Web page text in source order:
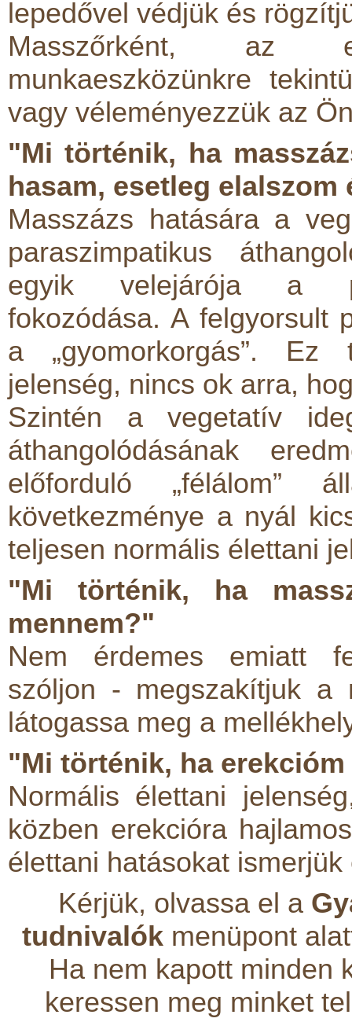
lepedővel védjük és
Masszőrként, az
munkaeszközünkre
vagy véleményezzük az
"Mi történik, ha
hasam, esetleg
Masszázs hatására a
paraszimpatikus
egyik velejárója a
fokozódása. A felgyorsult
a „gyomorkorgás”. Ez
jelenség, nincs ok arra,
Szintén a vegetatív
áthangolódásának
előforduló „félálom”
következménye a nyál
teljesen normális élettani
"Mi történik, ha
mennem?"
Nem érdemes emiatt
szóljon - megszakítjuk a
látogassa meg a
"Mi történik, ha
Normális élettani
közben erekcióra
élettani hatásokat
Kérjük, olvassa el a
tudnivalók menüpont
Ha nem kapott minden
keressen meg minket